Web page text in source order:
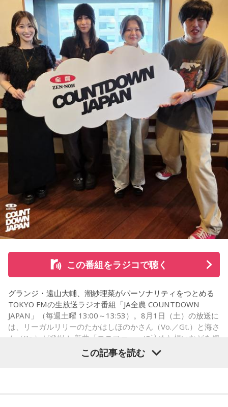
遠山：僕は「惡の華」が好きで、（テレビドラマ版ではW主
演の）あのちゃんと鈴木福くんがめちゃくちゃ素晴らしかっ
たですけど、そういうドラマの音楽って、どう作っていく
の？
ほのか：私も今回初めて関わらせてもらったんですけど、今
まで作ってきたライブでやる曲やバンドでやる曲の作り方と
は全然違って……ドラマの映像にいかに没頭させるかが重要と
いうか。リーガルリリーでは、音楽を聴いてほしくて作って
いるんですけれど、ドラマの音楽は、映像を観てもらわない
といけないので、逆に聴いてもらったらダメなんですよ。だ
から、音楽を通して真逆な作り方を体験できて、めちゃめち
ゃ面白かったです。
（左から）たかはしほのかさん、海さん
◆新曲「コニファー」に込めた想い
遠山：リーガルリリーは、7月11日（土）に新曲「コニファ
ー」を配信リリースしました。おめでとうございます。
ほのか・海：ありがとうございます。
潮：「コニファー」はテレビアニメ「これ描いて死ね」のエ
ンディングテーマとなっています。
遠山：テレビアニメの楽曲を手がけるのは初めてじゃないよ
この番組をラジコで聴く
グランジ・遠山大輔、潮紗理菜がパーソナリティをつとめる
TOKYO FMの生放送ラジオ番組「JA全農 COUNTDOWN
JAPAN」（毎週土曜 13:00～13:53）。8月1日（土）の放送に
は、リーガルリリーのたかはしほのかさん（Vo.／Gt.）と海さ
ん（Ba.）が登場！ 新曲「コニファー」に込めた想いなどを伺
この記事を読む